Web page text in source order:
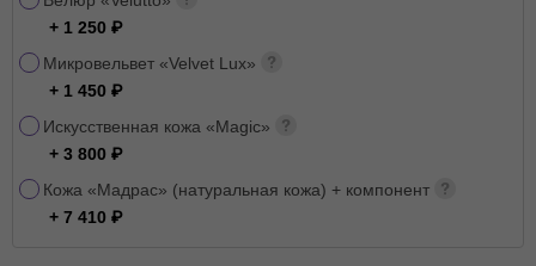
+ 1 250
Микровельвет «Velvet Lux»
+ 1 450
Искусственная кожа «Magic»
+ 3 800
Кожа «Мадрас» (натуральная кожа) + компонент
+ 7 410